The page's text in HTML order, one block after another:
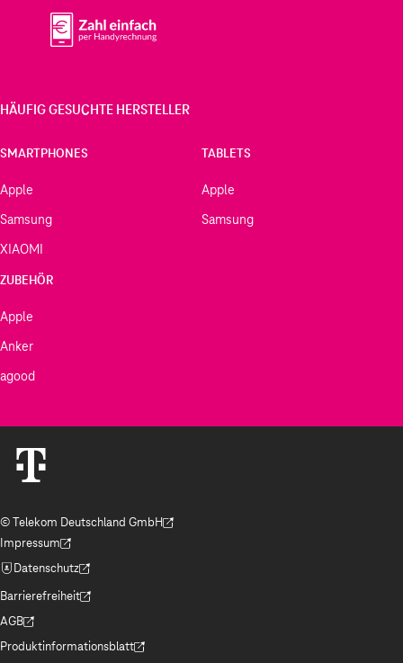
HÄUFIG GESUCHTE HERSTELLER
SMARTPHONES
Apple
Samsung
XIAOMI
TABLETS
Apple
Samsung
ZUBEHÖR
Apple
Anker
agood
© Telekom Deutschland GmbH
(Der Link wird in einem neuen Tab geöffnet)
Impressum
(Der Link wird in einem neuen Tab geöffnet)
Datenschutz
(Der Link wird in einem neuen Tab geöffnet)
Barrierefreiheit
(Der Link wird in einem neuen Tab geöffnet)
AGB
(Der Link wird in einem neuen Tab geöffnet)
Produktinformationsblatt
(Der Link wird in einem neuen Tab geöffnet)